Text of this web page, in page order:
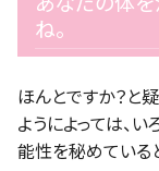
ね。
ほんとですか？と
ようによっては、
能性を秘めている